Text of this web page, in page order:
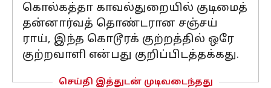
கொல்கத்தா காவல்துறையில் குடிமைத்
தன்னார்வத் தொண்டரான சஞ்சய்
ராய், இந்த கொடூரக் குற்றத்தில் ஒரே
குற்றவாளி என்பது குறிப்பிடத்தக்கது.
செய்தி இத்துடன் முடிவடைந்தது